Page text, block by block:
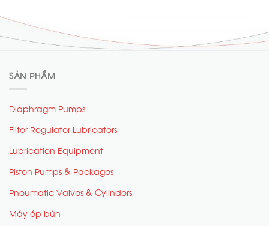
SẢN PHẨM
Diaphragm Pumps
Filter Regulator Lubricators
Lubrication Equipment
Piston Pumps & Packages
Pneumatic Valves & Cylinders
Máy ép bùn